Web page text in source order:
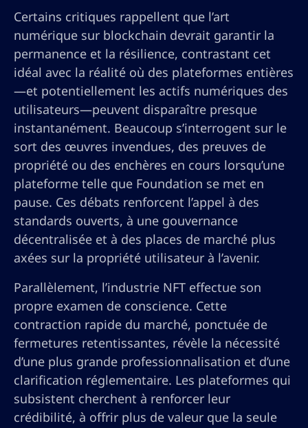
Certains critiques rappellent que l’art
numérique sur blockchain devrait garantir la
permanence et la résilience, contrastant cet
idéal avec la réalité où des plateformes entières
—et potentiellement les actifs numériques des
utilisateurs—peuvent disparaître presque
instantanément. Beaucoup s’interrogent sur le
sort des œuvres invendues, des preuves de
propriété ou des enchères en cours lorsqu’une
plateforme telle que Foundation se met en
pause. Ces débats renforcent l’appel à des
standards ouverts, à une gouvernance
décentralisée et à des places de marché plus
axées sur la propriété utilisateur à l’avenir.
Parallèlement, l’industrie NFT effectue son
propre examen de conscience. Cette
contraction rapide du marché, ponctuée de
fermetures retentissantes, révèle la nécessité
d’une plus grande professionnalisation et d’une
clarification réglementaire. Les plateformes qui
subsistent cherchent à renforcer leur
crédibilité, à offrir plus de valeur que la seule